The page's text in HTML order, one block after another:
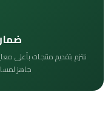
نلتزم بتقديم منتجات بأعلى
جاهز